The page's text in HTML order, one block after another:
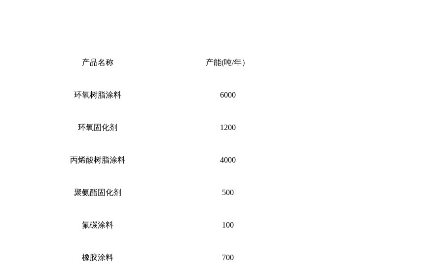
产品名称 产能(吨/年）
环氧树脂涂料 6000
环氧固化剂 1200
丙烯酸树脂涂料 4000
聚氨酯固化剂 500
氟碳涂料 100
橡胶涂料 700